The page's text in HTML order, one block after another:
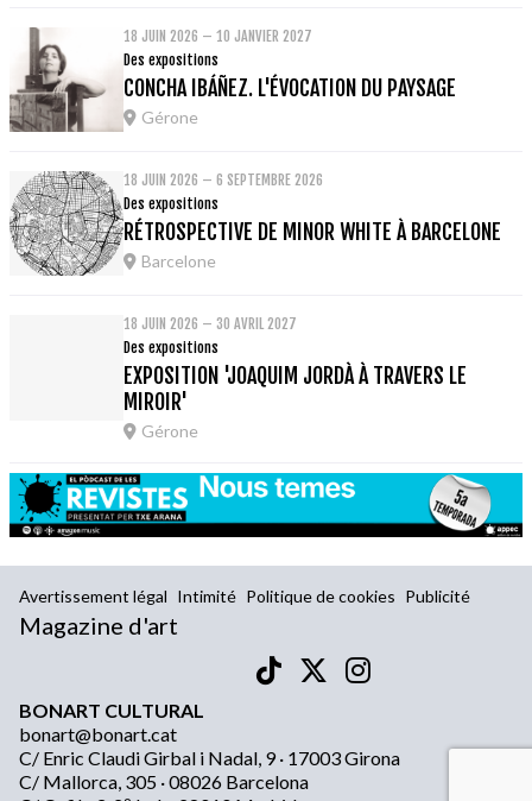
18 JUIN 2026 – 10 JANVIER 2027
Des expositions
CONCHA IBÁÑEZ. L'ÉVOCATION DU PAYSAGE
Gérone
18 JUIN 2026 – 6 SEPTEMBRE 2026
Des expositions
RÉTROSPECTIVE DE MINOR WHITE À BARCELONE
Barcelone
18 JUIN 2026 – 30 AVRIL 2027
Des expositions
EXPOSITION 'JOAQUIM JORDÀ À TRAVERS LE
MIROIR'
Gérone
Avertissement légal Intimité Politique de cookies Publicité
Magazine d'art
BONART CULTURAL
bonart@bonart.cat
C/ Enric Claudi Girbal i Nadal, 9 · 17003 Girona
C/ Mallorca, 305 · 08026 Barcelona